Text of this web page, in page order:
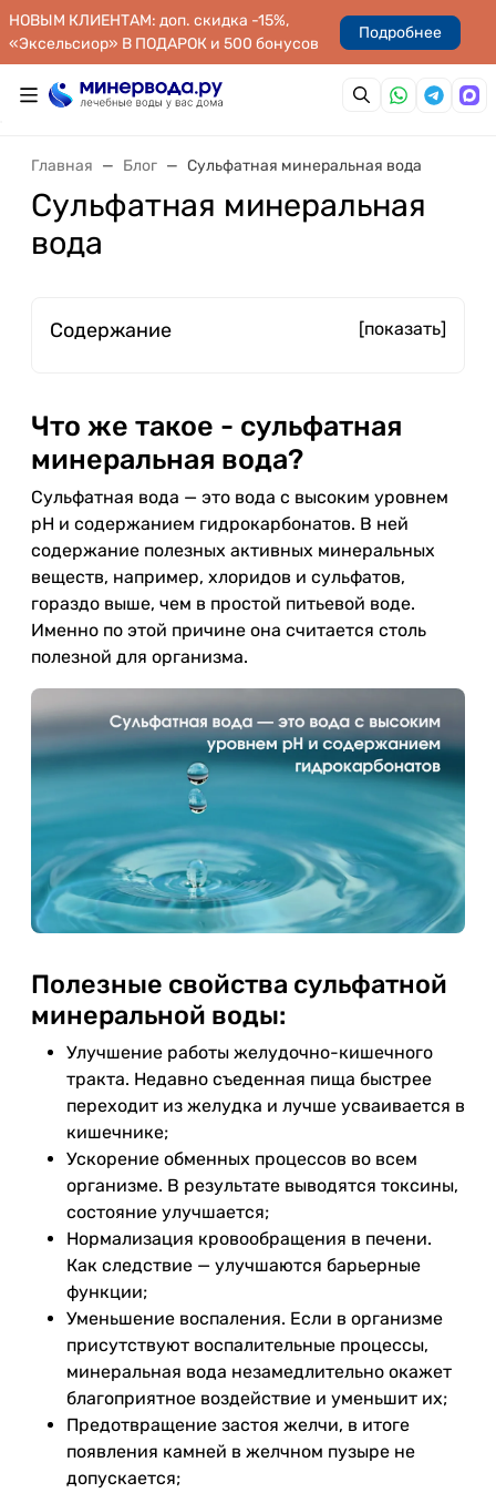
НОВЫМ КЛИЕНТАМ: доп. скидка -15%,
«Эксельсиор» В ПОДАРОК и 500 бонусов
Подробнее
Главная Блог Сульфатная минеральная вода
Сульфатная минеральная
вода
Содержание [показать]
Что же такое - сульфатная
минеральная вода?
Сульфатная вода — это вода с высоким уровнем
pH и содержанием гидрокарбонатов. В ней
содержание полезных активных минеральных
веществ, например, хлоридов и сульфатов,
гораздо выше, чем в простой питьевой воде.
Именно по этой причине она считается столь
полезной для организма.
Полезные свойства сульфатной
минеральной воды:
Улучшение работы желудочно-кишечного
тракта. Недавно съеденная пища быстрее
переходит из желудка и лучше усваивается в
кишечнике;
Ускорение обменных процессов во всем
организме. В результате выводятся токсины,
состояние улучшается;
Нормализация кровообращения в печени.
Как следствие — улучшаются барьерные
функции;
Уменьшение воспаления. Если в организме
присутствуют воспалительные процессы,
минеральная вода незамедлительно окажет
благоприятное воздействие и уменьшит их;
Предотвращение застоя желчи, в итоге
появления камней в желчном пузыре не
допускается;